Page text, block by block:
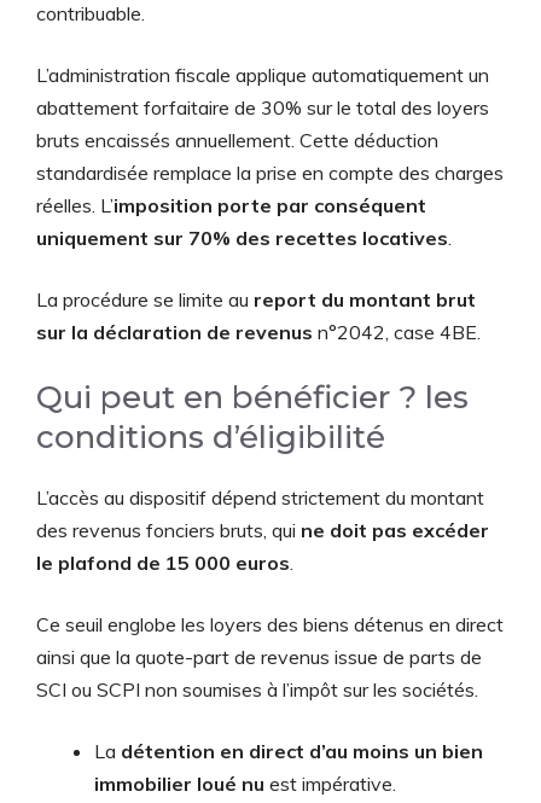
contribuable.
L’administration fiscale applique automatiquement un
abattement forfaitaire de 30% sur le total des loyers
bruts encaissés annuellement. Cette déduction
standardisée remplace la prise en compte des charges
réelles. L’imposition porte par conséquent
uniquement sur 70% des recettes locatives.
La procédure se limite au report du montant brut
sur la déclaration de revenus n°2042, case 4BE.
Qui peut en bénéficier ? les
conditions d’éligibilité
L’accès au dispositif dépend strictement du montant
des revenus fonciers bruts, qui ne doit pas excéder
le plafond de 15 000 euros.
Ce seuil englobe les loyers des biens détenus en direct
ainsi que la quote-part de revenus issue de parts de
SCI ou SCPI non soumises à l’impôt sur les sociétés.
La détention en direct d’au moins un bien
immobilier loué nu est impérative.